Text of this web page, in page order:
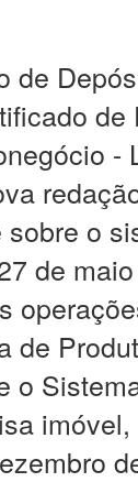
de
o
de
de
o